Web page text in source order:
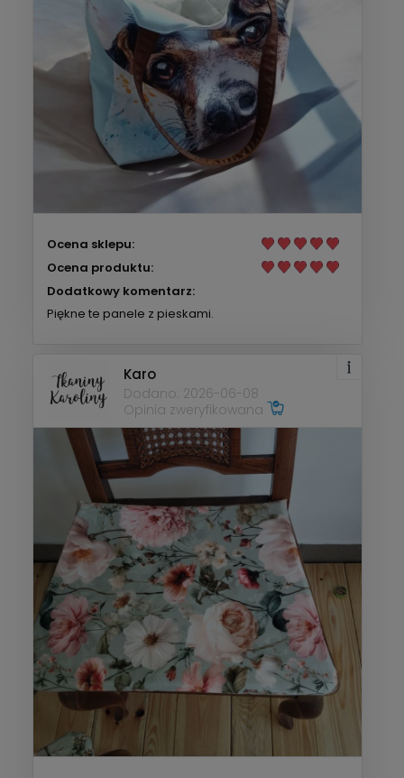
Ocena sklepu:
Ocena produktu:
Dodatkowy komentarz:
Piękne te panele z pieskami.
Karo
Dodano: 2026-06-08
Opinia zweryfikowana